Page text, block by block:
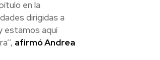
en la
dirigidas a
estamos aquí
afirmó Andrea